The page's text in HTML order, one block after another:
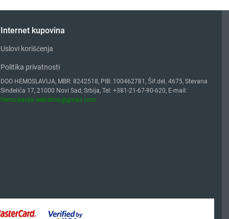
Internet kupovina
Uslovi korišćenja
Politika privatnosti
DOO HEMOSLAVIJA, MBR: 8242518, PIB: 100462781, Šif.del. 4675, Stevana
Sinđelića 17, 21000 Novi Sad, Srbija, Tel: +381-21-67-90-620, E-mail:
hemoslavija.webshop@gmail.com